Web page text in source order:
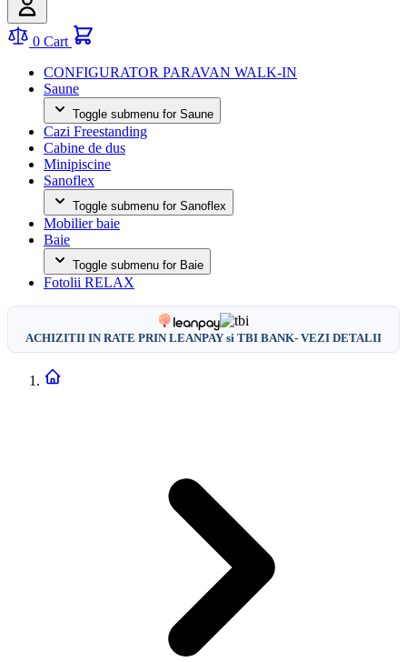
0 Cart
CONFIGURATOR PARAVAN WALK-IN
Saune
Toggle submenu for Saune
Cazi Freestanding
Cabine de dus
Minipiscine
Sanoflex
Toggle submenu for Sanoflex
Mobilier baie
Baie
Toggle submenu for Baie
Fotolii RELAX
ACHIZITII IN RATE PRIN LEANPAY si TBI BANK- VEZI DETALII